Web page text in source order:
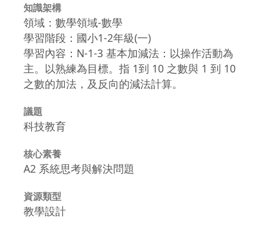
知識架構
領域：數學領域-數學
學習階段：國小1-2年級(一)
學習內容：N-1-3 基本加減法：以操作活動為
主。以熟練為目標。指 1到 10 之數與 1 到 10
之數的加法，及反向的減法計算。
議題
科技教育
核心素養
A2 系統思考與解決問題
資源類型
教學設計